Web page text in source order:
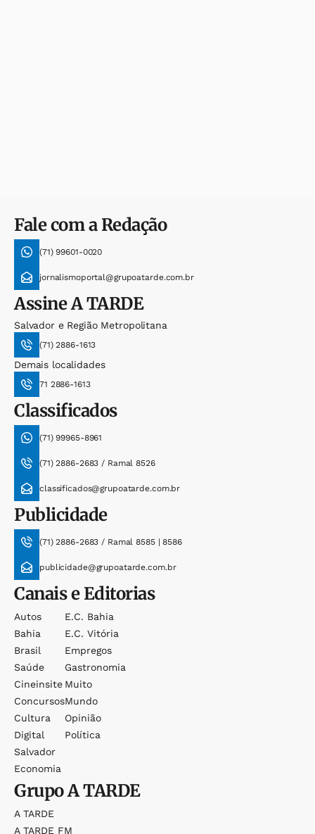
Fale com a Redação
(71) 99601-0020
jornalismoportal@grupoatarde.com.br
AssineA TARDE
Salvador e Região Metropolitana
(71) 2886-1613
Demais localidades
71 2886-1613
Classificados
(71) 99965-8961
(71) 2886-2683 / Ramal 8526
classificados@grupoatarde.com.br
Publicidade
(71) 2886-2683 / Ramal 8585 | 8586
publicidade@grupoatarde.com.br
Canais e Editorias
Autos
Bahia
Brasil
Saúde
Cineinsite
Concursos
Cultura
Digital
Salvador
Economia
E.c. Bahia
E.c. Vitória
Empregos
Gastronomia
Muito
Mundo
Opinião
Política
GrupoA TARDE
A TARDE
A TARDE FM